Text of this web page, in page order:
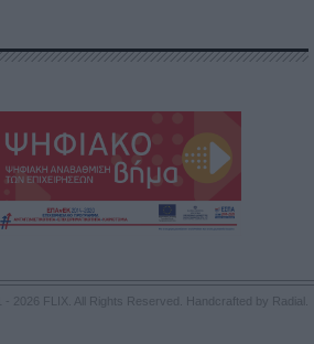
- 2026 FLIX. All Rights Reserved. Handcrafted by Radial